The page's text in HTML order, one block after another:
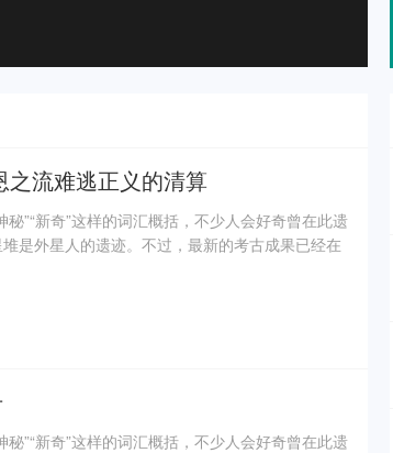
流难逃正义的清算
”“新奇”这样的词汇概括，不少人会好奇曾在此遗
是外星人的遗迹。不过，最新的考古成果已经在
来自1、2号“祭祀坑”。2019年11月至2020年5
件。
”“新奇”这样的词汇概括，不少人会好奇曾在此遗